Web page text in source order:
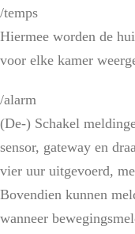
/temps
Hiermee worden de
voor elke kamer
/alarm
(De-) Schakel
sensor, gateway en
vier uur uitgevoerd,
Bovendien kunnen
wanneer